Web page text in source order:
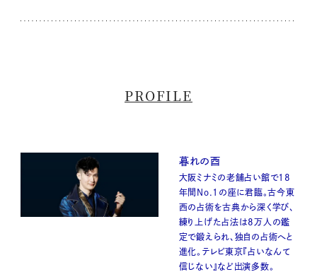
PROFILE
暮れの酉
大阪ミナミの老舗占い館で18
年間No.1の座に君臨。古今東
西の占術を古典から深く学び、
練り上げた占法は8万人の鑑
定で鍛えられ、独自の占術へと
進化。テレビ東京『占いなんて
信じない』など出演多数。